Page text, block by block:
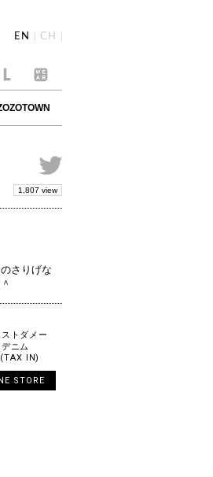
EN CH
1,807 view
さりげな
トダメー
ニム
IN)
STORE